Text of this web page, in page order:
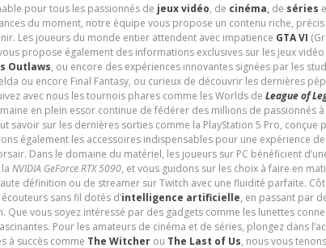
pour tous les passionnés de jeux vidéo, de cinéma,de séries
du moment, notre équipe vous propose un contenu riche,
Les joueurs du monde entier attendent avec impatience GTA VI
propose également des informations exclusives sur les jeux
Outlaws, ou encore des expériences innovantes signées par les
ou encore Final Fantasy, ou curieux de découvrir les dernières
avec nous les tournois phares comme les Worlds de League of
en plein essor continue de fédérer des millions de passionnés
savoir sur les dernières sorties comme la PlayStation 5 Pro,
également les accessoires indispensables pour une expérience
Dans le domaine du matériel, les joueurs sur PC bénéficient
NVIDIA GeForce RTX 5090, et vous guidons sur les choix à faire en
définition ou de streamer sur Twitch avec une fluidité parfaite.
sans fil dotés d’intelligence artificielle, en passant par
vous soyez intéressé par des gadgets comme les lunettes
Pour les amateurs de cinéma et de séries, plongez dans
à succès comme The Witcherou The Last of Us, nous vous